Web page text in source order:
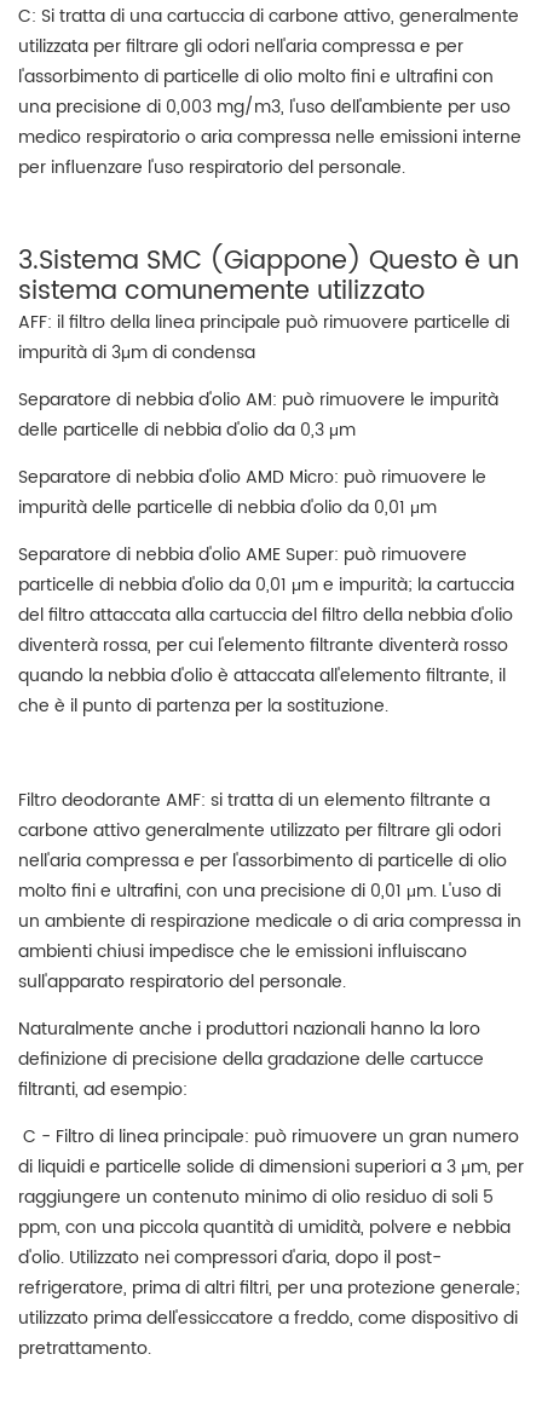
C: Si tratta di una cartuccia di carbone attivo, generalmente
utilizzata per filtrare gli odori nell'aria compressa e per
l'assorbimento di particelle di olio molto fini e ultrafini con
una precisione di 0,003 mg/m3, l'uso dell'ambiente per uso
medico respiratorio o aria compressa nelle emissioni interne
per influenzare l'uso respiratorio del personale.
3.Sistema SMC (Giappone) Questo è un
sistema comunemente utilizzato
AFF: il filtro della linea principale può rimuovere particelle di
impurità di 3μm di condensa
Separatore di nebbia d'olio AM: può rimuovere le impurità
delle particelle di nebbia d'olio da 0,3 μm
Separatore di nebbia d'olio AMD Micro: può rimuovere le
impurità delle particelle di nebbia d'olio da 0,01 μm
Separatore di nebbia d'olio AME Super: può rimuovere
particelle di nebbia d'olio da 0,01 μm e impurità; la cartuccia
del filtro attaccata alla cartuccia del filtro della nebbia d'olio
diventerà rossa, per cui l'elemento filtrante diventerà rosso
quando la nebbia d'olio è attaccata all'elemento filtrante, il
che è il punto di partenza per la sostituzione.
Filtro deodorante AMF: si tratta di un elemento filtrante a
carbone attivo generalmente utilizzato per filtrare gli odori
nell'aria compressa e per l'assorbimento di particelle di olio
molto fini e ultrafini, con una precisione di 0,01 μm. L'uso di
un ambiente di respirazione medicale o di aria compressa in
ambienti chiusi impedisce che le emissioni influiscano
sull'apparato respiratorio del personale.
Naturalmente anche i produttori nazionali hanno la loro
definizione di precisione della gradazione delle cartucce
filtranti, ad esempio:
C - Filtro di linea principale: può rimuovere un gran numero
di liquidi e particelle solide di dimensioni superiori a 3 μm, per
raggiungere un contenuto minimo di olio residuo di soli 5
ppm, con una piccola quantità di umidità, polvere e nebbia
d'olio. Utilizzato nei compressori d'aria, dopo il post-
refrigeratore, prima di altri filtri, per una protezione generale;
utilizzato prima dell'essiccatore a freddo, come dispositivo di
pretrattamento.